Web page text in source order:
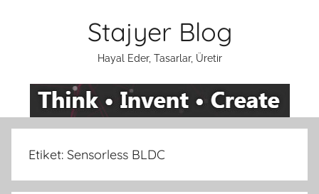
Stajyer Blog
Hayal Eder, Tasarlar, Üretir
Etiket: Sensorless BLDC